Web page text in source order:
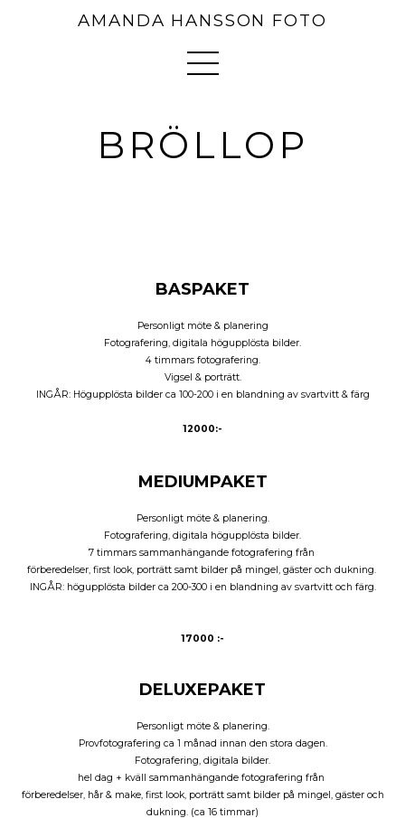
AMANDA HANSSON FOTO
BRÖLLOP
BASPAKET
Personligt möte & planering
Fotografering, digitala högupplösta bilder.
4 timmars fotografering.
Vigsel & porträtt.
INGÅR: Högupplösta bilder ca 100-200 i en blandning av svartvitt & färg
12000:-
MEDIUMPAKET
Personligt möte & planering.
Fotografering, digitala högupplösta bilder.
7 timmars sammanhängande fotografering från
förberedelser, first look, porträtt samt bilder på mingel, gäster och dukning.
INGÅR: högupplösta bilder ca 200-300 i en blandning av svartvitt och färg.
17000 :-
DELUXEPAKET
Personligt möte & planering.
Provfotografering ca 1 månad innan den stora dagen.
Fotografering, digitala bilder.
hel dag + kväll sammanhängande fotografering från
förberedelser, hår & make, first look, porträtt samt bilder på mingel, gäster och
dukning. (ca 16 timmar)